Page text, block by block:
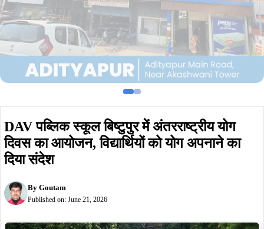
DAV पब्लिक स्कूल बिष्टुपुर में अंतरराष्ट्रीय योग
दिवस का आयोजन, विद्यार्थियों को योग अपनाने का
दिया संदेश
By Goutam
Published on: June 21, 2026